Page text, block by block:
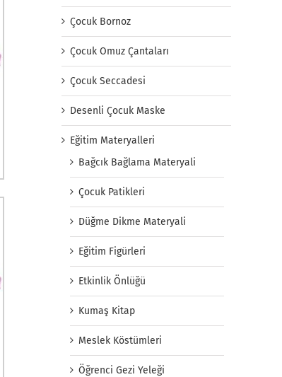
Çocuk Bornoz
Çocuk Omuz Çantaları
Çocuk Seccadesi
Desenli Çocuk Maske
Eğitim Materyalleri
Bağcık Bağlama Materyali
Çocuk Patikleri
Düğme Dikme Materyali
Eğitim Figürleri
Etkinlik Önlüğü
Kumaş Kitap
Meslek Köstümleri
Öğrenci Gezi Yeleği